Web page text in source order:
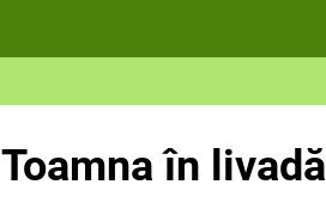
Toamna în livadă